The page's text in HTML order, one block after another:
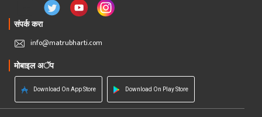
संपर्क करा
info@matrubharti.com
मोबाइल अॅप
Download On App Store Download On Play Store